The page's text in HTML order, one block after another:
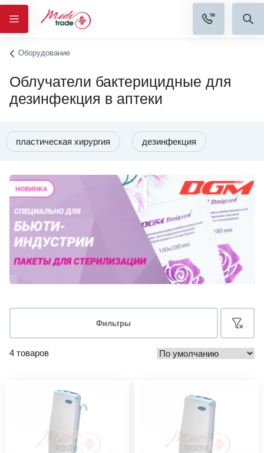
Оборудование
Облучатели бактерицидные для
дезинфекция в аптеки
пластическая хирургия дезинфекция
Фильтры
4 товаров